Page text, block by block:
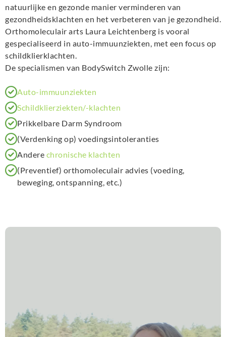
natuurlijke en gezonde manier verminderen van
gezondheidsklachten en het verbeteren van je gezondheid.
Orthomoleculair arts Laura Leichtenberg is vooral
gespecialiseerd in auto-immuunziekten, met een focus op
schildklierklachten.
De specialismen van BodySwitch Zwolle zijn:
Auto-immuunziekten
Schildklierziekten/-klachten
Prikkelbare Darm Syndroom
(Verdenking op) voedingsintoleranties
Andere chronische klachten
(Preventief) orthomoleculair advies (voeding,
beweging, ontspanning, etc.)